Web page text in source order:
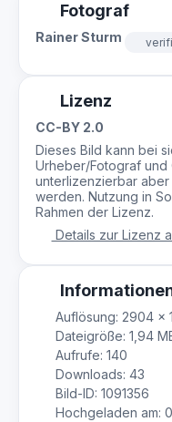
Fotograf
Rainer Sturm
Lizenz
CC-BY 2.0
Dieses Bild kann bei
Urheber/Fotograf
unterlizenzierbar
werden. Nutzung in
Rahmen der Lizenz.
Details zur Lizenz
Auflösung: 2904 ×
Dateigröße: 1,94
Aufrufe: 140
Downloads: 43
Bild-ID: 1091356
Hochgeladen am: